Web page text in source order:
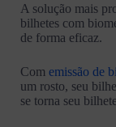
A solução mais
bilhetes com
de forma eficaz.
Com emissão de
um rosto, seu
se torna seu